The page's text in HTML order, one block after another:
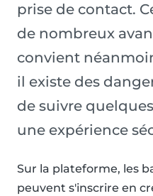
prise de contact.
de nombreux
convient
il existe des
de suivre
une expérience
Sur la plateforme, les
peuvent s'inscrire en